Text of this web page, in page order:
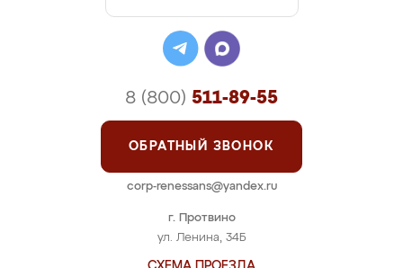
г. Протвино
ул. Ленина, 34Б
8 (800) 511-89-55
ОБРАТНЫЙ ЗВОНОК
corp-renessans@yandex.ru